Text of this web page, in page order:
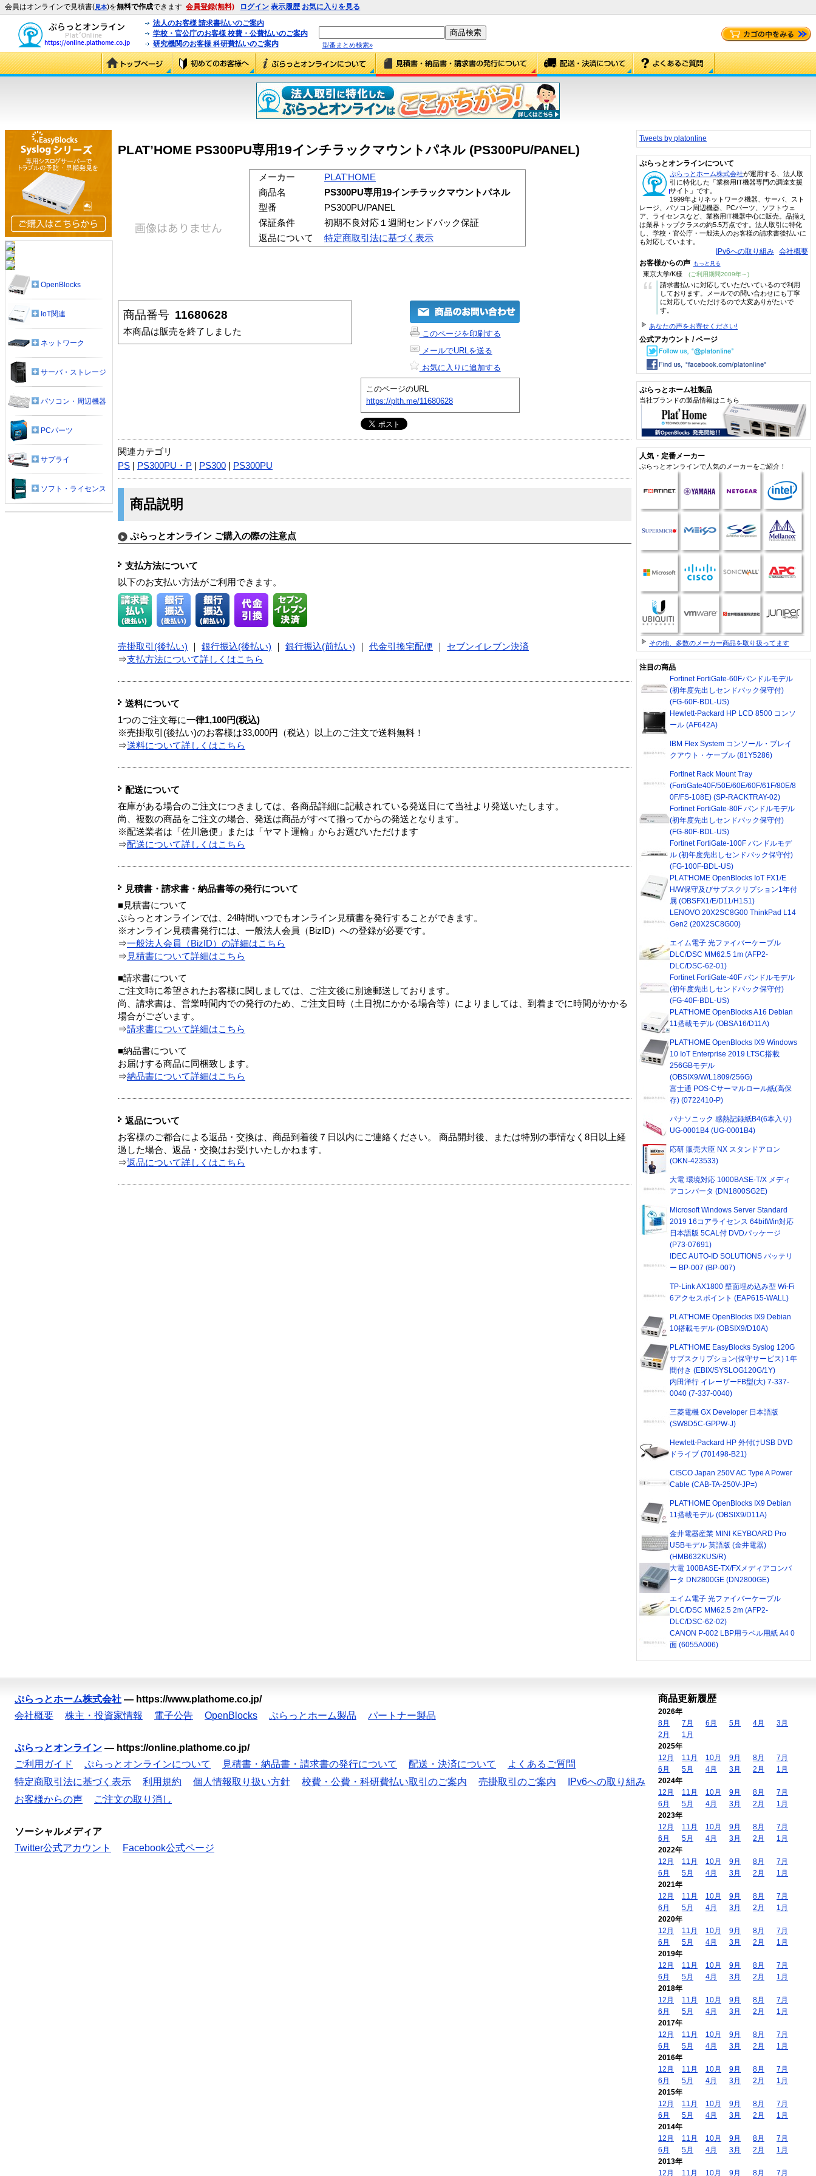
会員はオンラインで見積書(見本)を無料で作成できます 会員登録(無料) ログイン 表示履歴 お気に入りを見る
法人のお客様 請求書払いのご案内
学校・官公庁のお客様 校費・公費払いのご案内
研究機関のお客様 科研費払いのご案内
型番まとめ検索»
PLAT’HOME PS300PU専用19インチラックマウントパネル (PS300PU/PANEL)
メーカー
PLAT'HOME
商品名
PS300PU専用19インチラックマウントパネル
型番
PS300PU/PANEL
保証条件
初期不良対応１週間センドバック保証
返品について
特定商取引法に基づく表示
商品番号 11680628
本商品は販売を終了しました
このページを印刷する
メールでURLを送る
お気に入りに追加する
このページのURL
https://plth.me/11680628
関連カテゴリ
PS
PS300PU・P PS300 PS300PU
商品説明
ぷらっとオンライン ご購入の際の注意点
支払方法について
以下のお支払い方法がご利用できます。
売掛取引(後払い) 銀行振込(後払い) 銀行振込(前払い) 代金引換宅配便
セブンイレブン決済
⇒支払方法について詳しくはこちら
送料について
1つのご注文毎に一律1,100円(税込)
※売掛取引(後払い)のお客様は33,000円（税込）以上のご注文で送料無料！
⇒送料について詳しくはこちら
配送について
在庫がある場合のご注文につきましては、各商品詳細に記載されている発送日にて当社より発送いたします。
尚、複数の商品をご注文の場合、発送は商品がすべて揃ってからの発送となります。
※配送業者は「佐川急便」または「ヤマト運輸」からお選びいただけます
⇒配送について詳しくはこちら
見積書・請求書・納品書等の発行について
■見積書について
ぷらっとオンラインでは、24時間いつでもオンライン見積書を発行することができます。
※オンライン見積書発行には、一般法人会員（BizID）への登録が必要です。
⇒一般法人会員（BizID）の詳細はこちら
⇒ 見積書について詳細はこちら
■請求書について
ご注文時に希望されたお客様に関しましては、ご注文後に別途郵送しております。
尚、請求書は、営業時間内での発行のため、ご注文日時（土日祝にかかる場合等）によりましては、到着までに時間がかかる
場合がございます。
⇒請求書について詳細はこちら
■納品書について
お届けする商品に同梱致します。
⇒納品書について詳細はこちら
返品について
お客様のご都合による返品・交換は、商品到着後７日以内にご連絡ください。 商品開封後、または特別の事情なく8日以上経
過した場合、返品・交換はお受けいたしかねます。
⇒返品について詳しくはこちら
OpenBlocks
IoT関連
ネットワーク
サーバ・ストレージ
パソコン・周辺機器
PCパーツ
サプライ
ソフト・ライセンス
Tweets by platonline
ぷらっとオンラインについて
ぷらっとホーム株式会社が運用する、法人取
引に特化した「業務用IT機器専門の調達支援
サイト」です。
1999年よりネットワーク機器、サーバ、スト
レージ、パソコン周辺機器、PCパーツ、ソフトウェ
ア、ライセンスなど、業務用IT機器中心に販売。品揃え
は業界トップクラスの約5.5万点です。法人取引に特化
し、学校・官公庁・一般法人のお客様の請求書後払いに
も対応しています。
IPv6への取り組み 会社概要
お客様からの声 もっと見る
東京大学/K様 (ご利用期間2009年～)
“
請求書払いに対応していただいているので利用
しております。メールでの問い合わせにも丁寧
に対応していただけるので大変ありがたいで
す。
あなたの声をお寄せください!
公式アカウント / ページ
ぷらっとホーム社製品
当社ブランドの製品情報はこちら
人気・定番メーカー
ぷらっとオンラインで人気のメーカーをご紹介！
その他、多数のメーカー商品を取り扱ってます
注目の商品
Fortinet FortiGate-60Fバンドルモデル
(初年度先出しセンドバック保守付)
(FG-60F-BDL-US)
Hewlett-Packard HP LCD 8500 コンソ
ール (AF642A)
IBM Flex System コンソール・ブレイ
クアウト・ケーブル (81Y5286)
Fortinet Rack Mount Tray
(FortiGate40F/50E/60E/60F/61F/80E/8
0F/FS-108E) (SP-RACKTRAY-02)
Fortinet FortiGate-80F バンドルモデル
(初年度先出しセンドバック保守付)
(FG-80F-BDL-US)
Fortinet FortiGate-100F バンドルモデ
ル (初年度先出しセンドバック保守付)
(FG-100F-BDL-US)
PLAT'HOME OpenBlocks IoT FX1/E
H/W保守及びサブスクリプション1年付
属 (OBSFX1/E/D11/H1S1)
LENOVO 20X2SC8G00 ThinkPad L14
Gen2 (20X2SC8G00)
エイム電子 光ファイバーケーブル
DLC/DSC MM62.5 1m (AFP2-
DLC/DSC-62-01)
Fortinet FortiGate-40F バンドルモデル
(初年度先出しセンドバック保守付)
(FG-40F-BDL-US)
PLAT'HOME OpenBlocks A16 Debian
11搭載モデル (OBSA16/D11A)
PLAT'HOME OpenBlocks IX9 Windows
10 IoT Enterprise 2019 LTSC搭載
256GBモデル
(OBSIX9/W/L1809/256G)
富士通 POS-Cサーマルロール紙(高保
存) (0722410-P)
パナソニック 感熱記録紙B4(6本入り)
UG-0001B4 (UG-0001B4)
応研 販売大臣 NX スタンドアロン
(OKN-423533)
大電 環境対応 1000BASE-T/X メディ
アコンバータ (DN1800SG2E)
Microsoft Windows Server Standard
2019 16コアライセンス 64bitWin対応
日本語版 5CAL付 DVDパッケージ
(P73-07691)
IDEC AUTO-ID SOLUTIONS バッテリ
ー BP-007 (BP-007)
TP-Link AX1800 壁面埋め込み型 Wi-Fi
6アクセスポイント (EAP615-WALL)
PLAT'HOME OpenBlocks IX9 Debian
10搭載モデル (OBSIX9/D10A)
PLAT'HOME EasyBlocks Syslog 120G
サブスクリプション(保守サービス) 1年
間付き (EBIX/SYSLOG120G/1Y)
内田洋行 イレーザーFB型(大) 7-337-
0040 (7-337-0040)
三菱電機 GX Developer 日本語版
(SW8D5C-GPPW-J)
Hewlett-Packard HP 外付けUSB DVD
ドライブ (701498-B21)
CISCO Japan 250V AC Type A Power
Cable (CAB-TA-250V-JP=)
PLAT'HOME OpenBlocks IX9 Debian
11搭載モデル (OBSIX9/D11A)
金井電器産業 MINI KEYBOARD Pro
USBモデル 英語版 (金井電器)
(HMB632KUS/R)
大電 100BASE-TX/FXメディアコンバ
ータ DN2800GE (DN2800GE)
エイム電子 光ファイバーケーブル
DLC/DSC MM62.5 2m (AFP2-
DLC/DSC-62-02)
CANON P-002 LBP用ラベル用紙 A4 0
面 (6055A006)
ぷらっとホーム株式会社 — https://www.plathome.co.jp/
会社概要
株主・投資家情報 電子公告 OpenBlocks ぷらっとホーム製品 パートナー製品
ぷらっとオンライン — https://online.plathome.co.jp/
ご利用ガイド
ぷらっとオンラインについて 見積書・納品書・請求書の発行について 配送・決済について
よくあるご質問
特定商取引法に基づく表示
利用規約 個人情報取り扱い方針 校費・公費・科研費払い取引のご案内 売掛取引のご案内
IPv6への取り組み
お客様からの声
ご注文の取り消し
ソーシャルメディア
Twitter公式アカウント
Facebook公式ページ
商品更新履歴
2026年
8月
7月 6月 5月 4月
3月
2月
1月
2025年
12月
11月 10月 9月 8月
7月
6月
5月 4月 3月 2月
1月
2024年
12月
11月 10月 9月 8月
7月
6月
5月 4月 3月 2月
1月
2023年
12月
11月 10月 9月 8月
7月
6月
5月 4月 3月 2月
1月
2022年
12月
11月 10月 9月 8月
7月
6月
5月 4月 3月 2月
1月
2021年
12月
11月 10月 9月 8月
7月
6月
5月 4月 3月 2月
1月
2020年
12月
11月 10月 9月 8月
7月
6月
5月 4月 3月 2月
1月
2019年
12月
11月 10月 9月 8月
7月
6月
5月 4月 3月 2月
1月
2018年
12月
11月 10月 9月 8月
7月
6月
5月 4月 3月 2月
1月
2017年
12月
11月 10月 9月 8月
7月
6月
5月 4月 3月 2月
1月
2016年
12月
11月 10月 9月 8月
7月
6月
5月 4月 3月 2月
1月
2015年
12月
11月 10月 9月 8月
7月
6月
5月 4月 3月 2月
1月
2014年
12月
11月 10月 9月 8月
7月
6月
5月 4月 3月 2月
1月
2013年
12月
11月 10月 9月 8月 7月